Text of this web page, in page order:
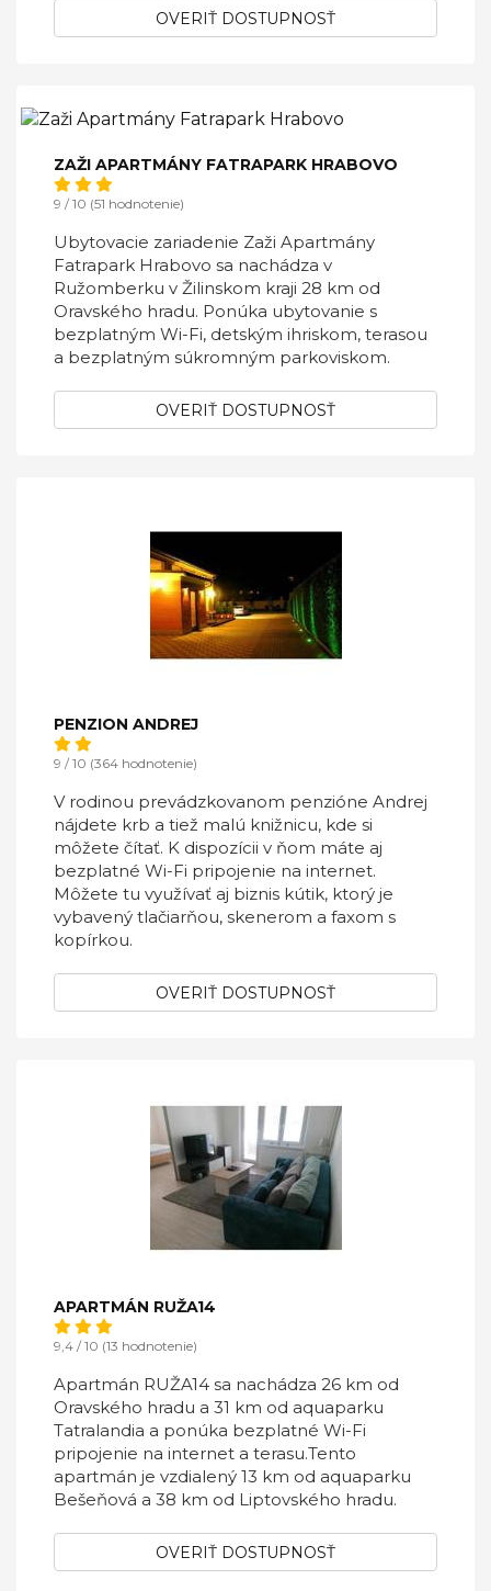
OVERIŤ DOSTUPNOSŤ
ZAŽI APARTMÁNY FATRAPARK HRABOVO
9 / 10 (51 hodnotenie)
Ubytovacie zariadenie Zaži Apartmány
Fatrapark Hrabovo sa nachádza v
Ružomberku v Žilinskom kraji 28 km od
Oravského hradu. Ponúka ubytovanie s
bezplatným Wi-Fi, detským ihriskom, terasou
a bezplatným súkromným parkoviskom.
OVERIŤ DOSTUPNOSŤ
PENZION ANDREJ
9 / 10 (364 hodnotenie)
V rodinou prevádzkovanom penzióne Andrej
nájdete krb a tiež malú knižnicu, kde si
môžete čítať. K dispozícii v ňom máte aj
bezplatné Wi-Fi pripojenie na internet.
Môžete tu využívať aj biznis kútik, ktorý je
vybavený tlačiarňou, skenerom a faxom s
kopírkou.
OVERIŤ DOSTUPNOSŤ
APARTMÁN RUŽA14
9,4 / 10 (13 hodnotenie)
Apartmán RUŽA14 sa nachádza 26 km od
Oravského hradu a 31 km od aquaparku
Tatralandia a ponúka bezplatné Wi-Fi
pripojenie na internet a terasu.Tento
apartmán je vzdialený 13 km od aquaparku
Bešeňová a 38 km od Liptovského hradu.
OVERIŤ DOSTUPNOSŤ